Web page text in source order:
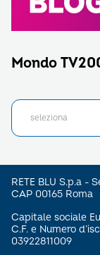
Mondo
RETE BLU S.p.a -
CAP 00165 Roma
Capitale sociale
C.F. e Numero
03922811009